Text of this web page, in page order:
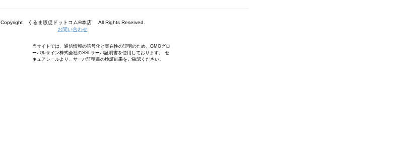
Copyright くるま販促ドットコム®本店 All Rights Reserved.
お問い合わせ
当サイトでは、通信情報の暗号化と実在性の証明のため、GMOグロ
ーバルサイン株式会社のSSLサーバ証明書を使用しております。 セ
キュアシールより、サーバ証明書の検証結果をご確認ください。